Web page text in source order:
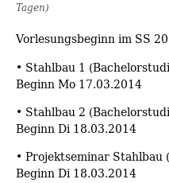
Tagen)
Vorlesungsbeginn im SS
• Stahlbau 1
Beginn Mo 17.03.2014
• Stahlbau 2
Beginn Di 18.03.2014
• Projektseminar
Beginn Di 18.03.2014